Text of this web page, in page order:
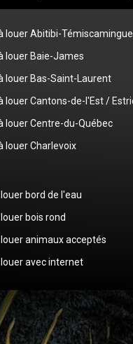
louer Abitibi-Témiscamingue
louer Baie-James
louer Bas-Saint-Laurent
louer Cantons-de-l'Est /
louer Centre-du-Québec
louer Charlevoix
bord de l'eau
bois rond
animaux acceptés
avec internet